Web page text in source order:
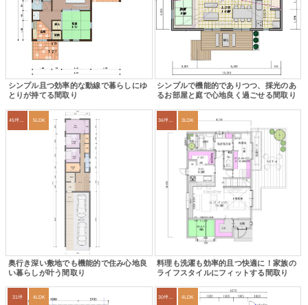
シンプル且つ効率的な動線で暮らしにゆ
とりが持てる間取り
シンプルで機能的でありつつ、採光のあ
るお部屋と庭で心地良く過ごせる間取り
5LDK
奥行き深い敷地でも機能的で住み心地良
い暮らしが叶う間取り
36坪～39坪 3LDK
料理も洗濯も効率的且つ快適に！家族の
ライフスタイルにフィットする間取り
31坪 4LDK 30坪～33坪 4LDK